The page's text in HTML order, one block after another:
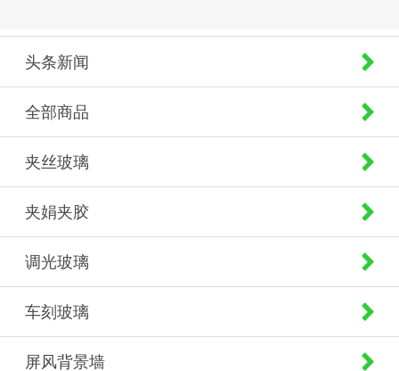
头条新闻
全部商品
夹丝玻璃
夹娟夹胶
调光玻璃
车刻玻璃
屏风背景墙